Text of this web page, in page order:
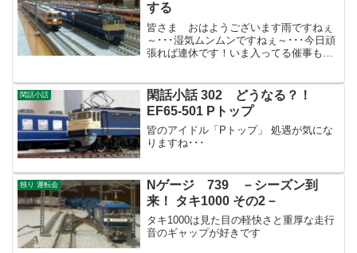
する
皆さま おはようございます雨ですねぇ
～･･･湿気ムンムンですねぇ～･･･今日頑
張れば連休です！いま入ってる催事も今
PF前期型を見て思い出しました。臨時特
急「つばさ51号」...
閑話小話
閑話小話 302 どうなる？！
EF65-501 Pトップ
皆のアイドル「Pトップ」 処遇が気にな
りますね･･･
独り 運転会
Nゲージ 739 －シーズン到
来！ タキ1000 その2－
タキ1000は見た目の軽快さと重厚な走行
音のギャップが好きです